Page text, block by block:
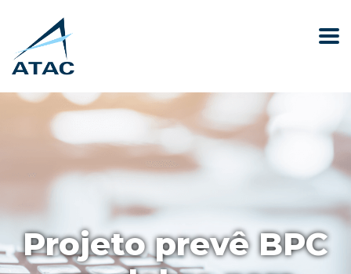
Projeto prevê BPC